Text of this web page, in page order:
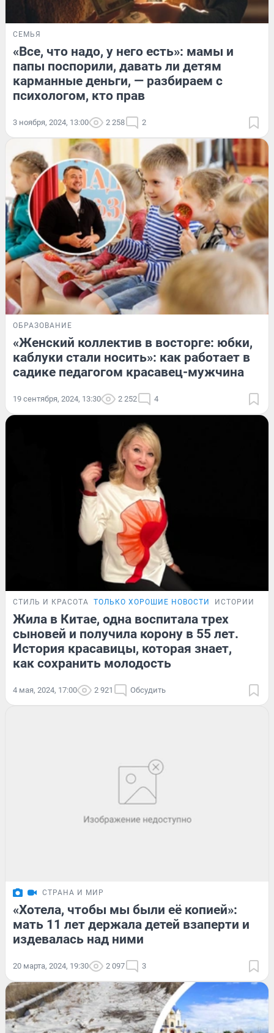
СЕМЬЯ
«Все, что надо, у него есть»: мамы и
папы поспорили, давать ли детям
карманные деньги, — разбираем с
психологом, кто прав
3 ноября, 2024, 13:00 2 258 2
ОБРАЗОВАНИЕ
«Женский коллектив в восторге: юбки,
каблуки стали носить»: как работает в
садике педагогом красавец-мужчина
19 сентября, 2024, 13:30 2 252 4
СТИЛЬ И КРАСОТА ТОЛЬКО ХОРОШИЕ НОВОСТИ ИСТОРИИ
Жила в Китае, одна воспитала трех
сыновей и получила корону в 55 лет.
История красавицы, которая знает,
как сохранить молодость
4 мая, 2024, 17:00 2 921 Обсудить
СТРАНА И МИР
«Хотела, чтобы мы были её копией»:
мать 11 лет держала детей взаперти и
издевалась над ними
20 марта, 2024, 19:30 2 097 3